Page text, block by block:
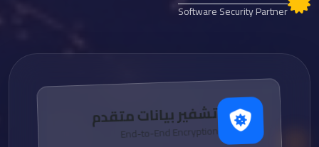
Software Security Partner
تشفير بيانات متقدم
End-to-End Encryption